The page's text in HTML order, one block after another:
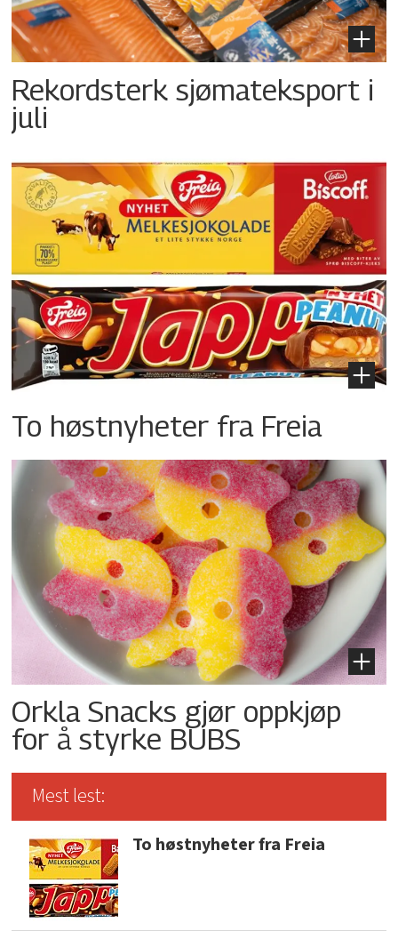
Rekordsterk sjømateksport i
juli
To høstnyheter fra Freia
Orkla Snacks gjør oppkjøp
for å styrke BUBS
Mest lest:
To høstnyheter fra Freia